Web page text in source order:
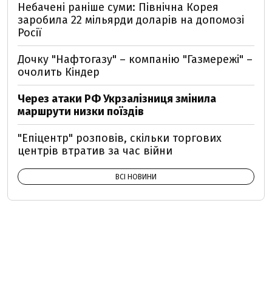
Небачені раніше суми: Північна Корея
заробила 22 мільярди доларів на допомозі
Росії
Дочку "Нафтогазу" – компанію "Газмережі" –
очолить Кіндер
Через атаки РФ Укрзалізниця змінила
маршрути низки поїздів
"Епіцентр" розповів, скільки торгових
центрів втратив за час війни
ВСІ НОВИНИ